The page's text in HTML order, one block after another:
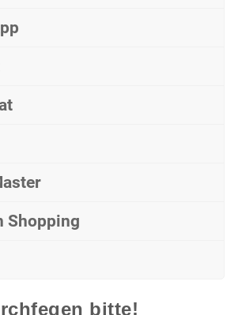
Shopping
bitte!